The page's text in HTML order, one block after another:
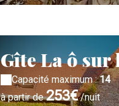
Gîte La ô
Capacité maximum :14
à partir de 253€/nuit